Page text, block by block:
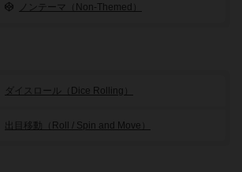
ノンテーマ（Non-Themed）
ダイスロール（Dice Rolling）
出目移動（Roll / Spin and Move）